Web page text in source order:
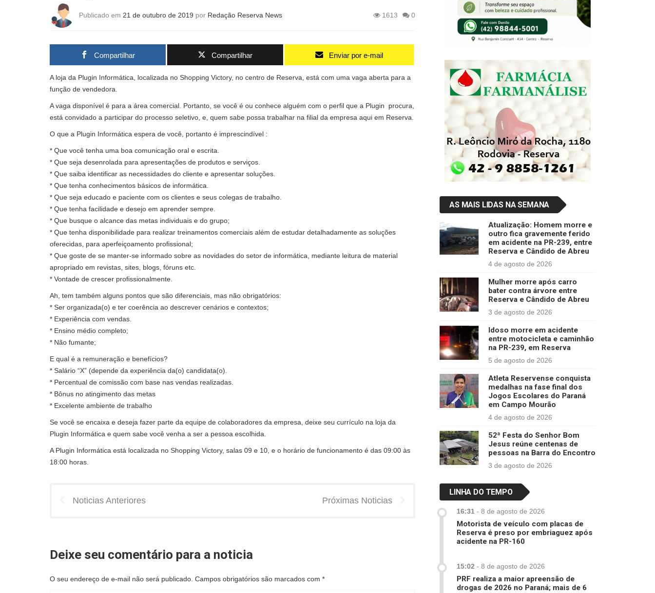
Publicado em 21 de outubro de 2019 por Redação Reserva News 1613 0
Compartilhar Compartilhar Enviar por e-mail
A loja da Plugin Informática, localizada no Shopping Victory, no centro de Reserva, está com uma vaga aberta para a
função de vendedora.
A vaga disponível é para a área comercial. Portanto, se você é ou conhece alguém com o perfil que a Plugin procura,
está convidado a participar do processo seletivo, e, quem sabe possa trabalhar na filial da empresa aqui em Reserva.
O que a Plugin Informática espera de você, portanto é imprescindível :
* Que você tenha uma boa comunicação oral e escrita.
* Que seja desenrolada para apresentações de produtos e serviços.
* Que saiba identificar as necessidades do cliente e apresentar soluções.
* Que tenha conhecimentos básicos de informática.
* Que seja educado e paciente com os clientes e seus colegas de trabalho.
* Que tenha facilidade e desejo em aprender sempre.
* Que busque o alcance das metas individuais e do grupo;
* Que tenha disponibilidade para realizar treinamentos comerciais além de estudar detalhadamente as soluções
oferecidas, para aperfeiçoamento profissional;
* Que goste de se manter-se informado sobre as novidades do setor de informática, mediante leitura de material
apropriado em revistas, sites, blogs, fóruns etc.
* Vontade de crescer profissionalmente.
Ah, tem também alguns pontos que são diferenciais, mas não obrigatórios:
* Ser organizada(o) e ter coerência ao descrever cenários e contextos;
* Experiência com vendas.
* Ensino médio completo;
* Não fumante;
E qual é a remuneração e benefícios?
* Salário “X” (depende da experiência da(o) candidata(o).
* Percentual de comissão com base nas vendas realizadas.
* Bônus no atingimento das metas
* Excelente ambiente de trabalho
Se você se encaixa e deseja fazer parte da equipe de colaboradores da empresa, deixe seu currículo na loja da
Plugin Informática e quem sabe você venha a ser a pessoa escolhida.
A Plugin Informática está localizada no Shopping Victory, salas 09 e 10, e o horário de funcionamento é das 09:00 às
18:00 horas.
Noticias Anteriores Próximas Noticias
Deixe seu comentário para a noticia
O seu endereço de e-mail não será publicado. Campos obrigatórios são marcados com *
AS MAIS LIDAS NA SEMANA
Atualização: Homem morre e
outro fica gravemente ferido
em acidente na PR-239, entre
Reserva e Cândido de Abreu
4 de agosto de 2026
Mulher morre após carro
bater contra árvore entre
Reserva e Cândido de Abreu
3 de agosto de 2026
Idoso morre em acidente
entre motocicleta e caminhão
na PR-239, em Reserva
5 de agosto de 2026
Atleta Reservense conquista
medalhas na fase final dos
Jogos Escolares do Paraná
em Campo Mourão
4 de agosto de 2026
52ª Festa do Senhor Bom
Jesus reúne centenas de
pessoas na Barra do Encontro
3 de agosto de 2026
LINHA DO TEMPO
16:31 - 8 de agosto de 2026
Motorista de veículo com placas de
Reserva é preso por embriaguez após
acidente na PR-160
15:02 - 8 de agosto de 2026
PRF realiza a maior apreensão de
drogas de 2026 no Paraná; mais de 6